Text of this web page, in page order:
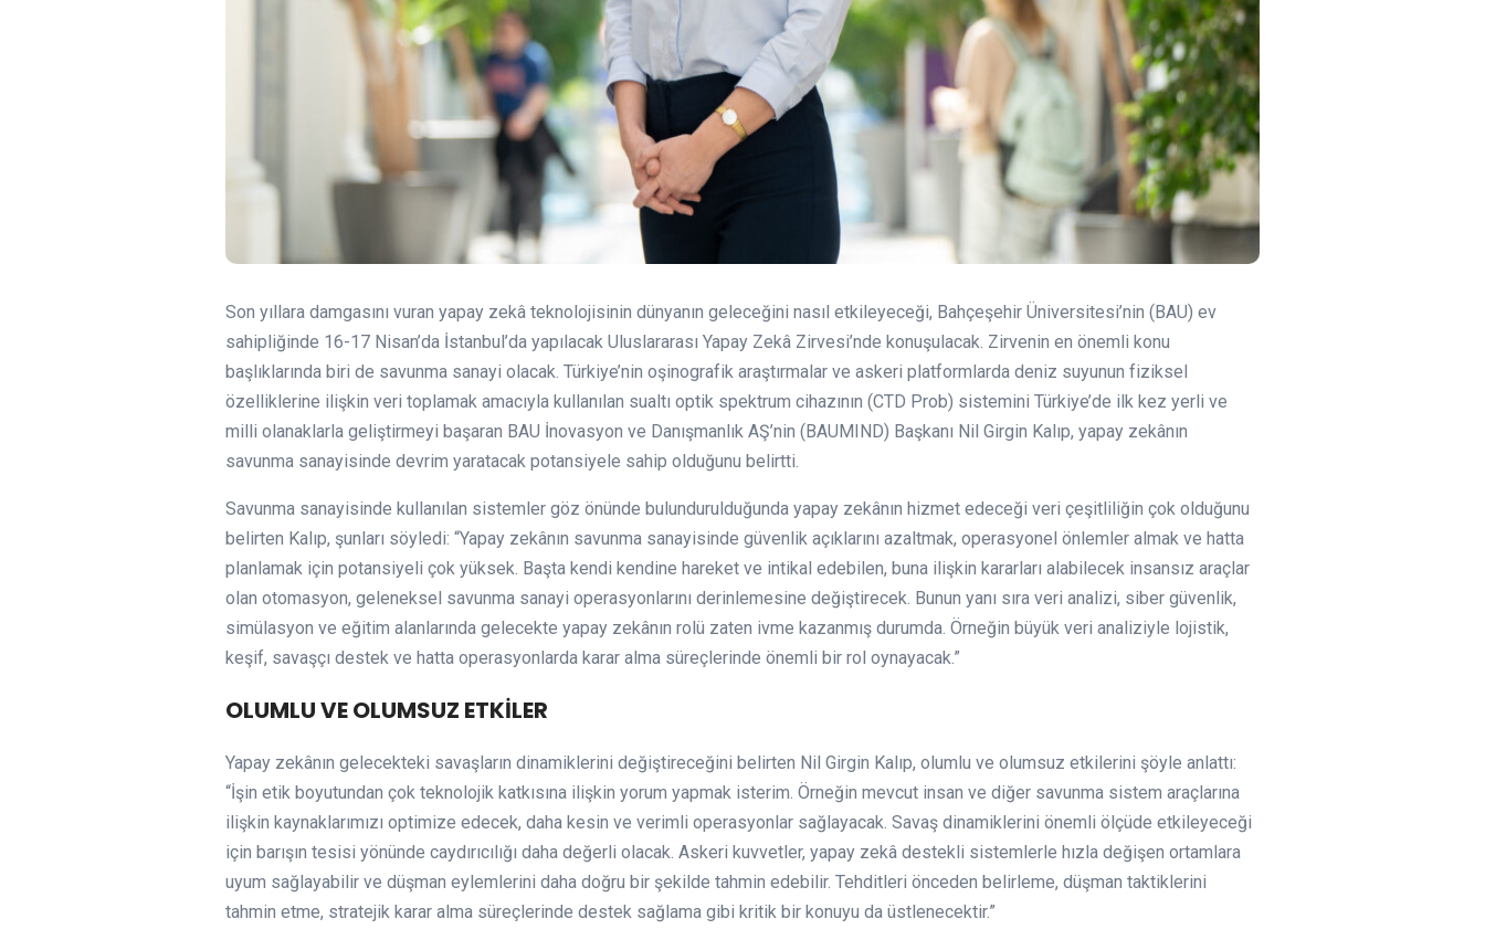
Son yıllara damgasını vuran yapay zekâ teknolojisinin dünyanın geleceğini nasıl etkileyeceği, Bahçeşehir Üniversitesi’nin (BAU) ev
sahipliğinde 16-17 Nisan’da İstanbul’da yapılacak Uluslararası Yapay Zekâ Zirvesi’nde konuşulacak. Zirvenin en önemli konu
başlıklarında biri de savunma sanayi olacak. Türkiye’nin oşinografik araştırmalar ve askeri platformlarda deniz suyunun fiziksel
özelliklerine ilişkin veri toplamak amacıyla kullanılan sualtı optik spektrum cihazının (CTD Prob) sistemini Türkiye’de ilk kez yerli ve
milli olanaklarla geliştirmeyi başaran BAU İnovasyon ve Danışmanlık AŞ’nin (BAUMIND) Başkanı Nil Girgin Kalıp, yapay zekânın
savunma sanayisinde devrim yaratacak potansiyele sahip olduğunu belirtti.
Savunma sanayisinde kullanılan sistemler göz önünde bulundurulduğunda yapay zekânın hizmet edeceği veri çeşitliliğin çok olduğunu
belirten Kalıp, şunları söyledi: “Yapay zekânın savunma sanayisinde güvenlik açıklarını azaltmak, operasyonel önlemler almak ve hatta
planlamak için potansiyeli çok yüksek. Başta kendi kendine hareket ve intikal edebilen, buna ilişkin kararları alabilecek insansız araçlar
olan otomasyon, geleneksel savunma sanayi operasyonlarını derinlemesine değiştirecek. Bunun yanı sıra veri analizi, siber güvenlik,
simülasyon ve eğitim alanlarında gelecekte yapay zekânın rolü zaten ivme kazanmış durumda. Örneğin büyük veri analiziyle lojistik,
keşif, savaşçı destek ve hatta operasyonlarda karar alma süreçlerinde önemli bir rol oynayacak.”
OLUMLU VE OLUMSUZ ETKİLER
Yapay zekânın gelecekteki savaşların dinamiklerini değiştireceğini belirten Nil Girgin Kalıp, olumlu ve olumsuz etkilerini şöyle anlattı:
“İşin etik boyutundan çok teknolojik katkısına ilişkin yorum yapmak isterim. Örneğin mevcut insan ve diğer savunma sistem araçlarına
ilişkin kaynaklarımızı optimize edecek, daha kesin ve verimli operasyonlar sağlayacak. Savaş dinamiklerini önemli ölçüde etkileyeceği
için barışın tesisi yönünde caydırıcılığı daha değerli olacak. Askeri kuvvetler, yapay zekâ destekli sistemlerle hızla değişen ortamlara
uyum sağlayabilir ve düşman eylemlerini daha doğru bir şekilde tahmin edebilir. Tehditleri önceden belirleme, düşman taktiklerini
tahmin etme, stratejik karar alma süreçlerinde destek sağlama gibi kritik bir konuyu da üstlenecektir.”